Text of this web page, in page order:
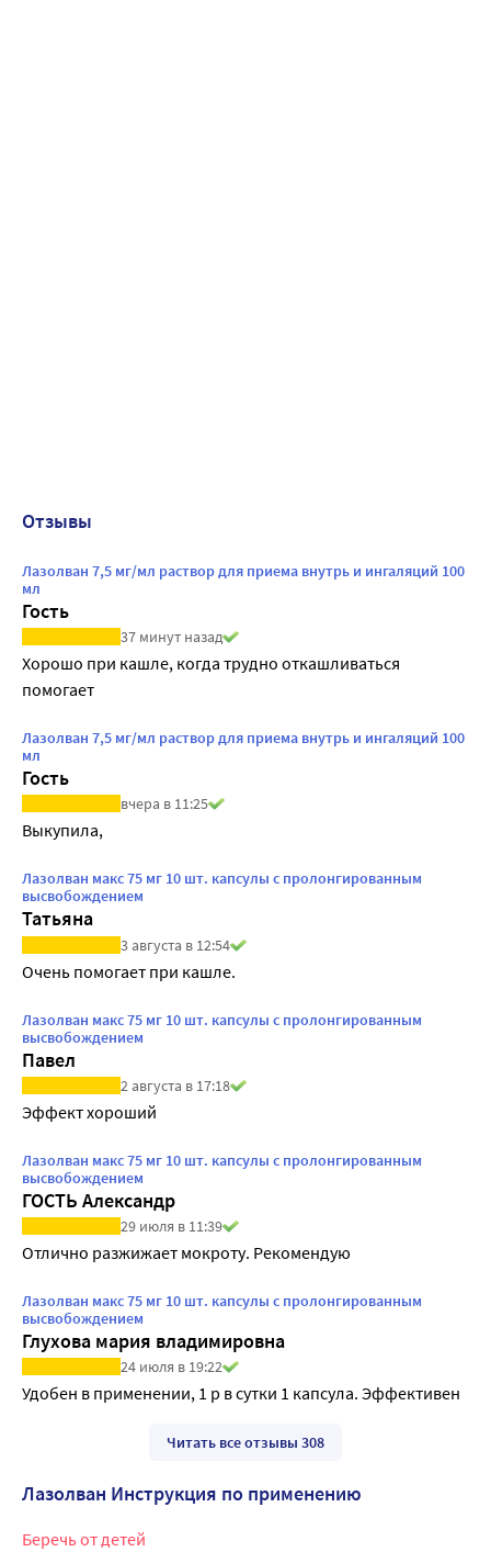
Отзывы
Лазолван 7,5 мг/мл раствор для приема внутрь и ингаляций 100
мл
Гость
37 минут назад
Хорошо при кашле, когда трудно откашливаться
помогает
Лазолван 7,5 мг/мл раствор для приема внутрь и ингаляций 100
мл
Гость
вчера в 11:25
Выкупила,
Лазолван макс 75 мг 10 шт. капсулы с пролонгированным
высвобождением
Татьяна
3 августа в 12:54
Очень помогает при кашле.
Лазолван макс 75 мг 10 шт. капсулы с пролонгированным
высвобождением
Павел
2 августа в 17:18
Эффект хороший
Лазолван макс 75 мг 10 шт. капсулы с пролонгированным
высвобождением
ГОСТЬ Александр
29 июля в 11:39
Отлично разжижает мокроту. Рекомендую
Лазолван макс 75 мг 10 шт. капсулы с пролонгированным
высвобождением
Глухова мария владимировна
24 июля в 19:22
Удобен в применении, 1 р в сутки 1 капсула. Эффективен
Читать все отзывы 308
Лазолван Инструкция по применению
Беречь от детей